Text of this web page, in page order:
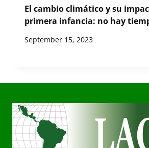
El cambio climático y su
primera infancia: no hay
September 15, 2023